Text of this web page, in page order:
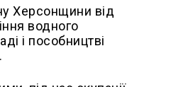
Херсонщини від
водного
і пособництві